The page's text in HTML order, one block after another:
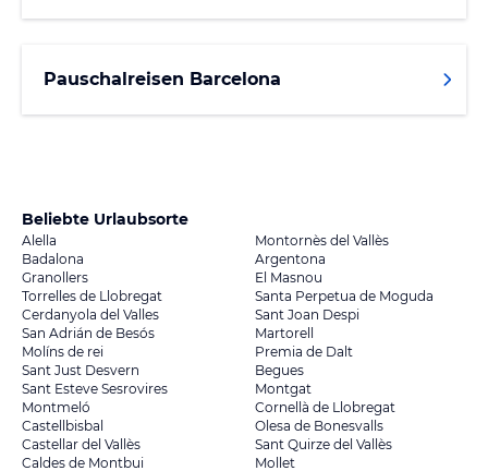
Pauschalreisen Barcelona
Beliebte Urlaubsorte
Alella
Montornès del Vallès
Badalona
Argentona
Granollers
El Masnou
Torrelles de Llobregat
Santa Perpetua de Moguda
Cerdanyola del Valles
Sant Joan Despi
San Adrián de Besós
Martorell
Molíns de rei
Premia de Dalt
Sant Just Desvern
Begues
Sant Esteve Sesrovires
Montgat
Montmeló
Cornellà de Llobregat
Castellbisbal
Olesa de Bonesvalls
Castellar del Vallès
Sant Quirze del Vallès
Caldes de Montbui
Mollet